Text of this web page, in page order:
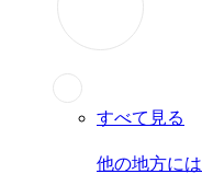
すべて見る
他の地方に